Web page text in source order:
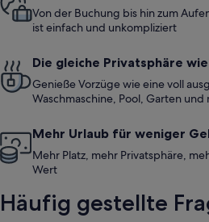
Von der Buchung bis hin zum
ist einfach und unkompliziert
Die gleiche Privatsphäre wie
Genieße Vorzüge wie eine voll
Waschmaschine, Pool, Garten und
Mehr Urlaub für weniger
Mehr Platz, mehr Privatsphäre,
Wert
Häufig gestellte